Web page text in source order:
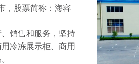
，股票简称：海容
销售和服务，坚持
冷冻展示柜、商用